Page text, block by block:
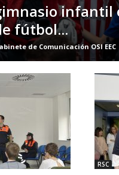
infantil
fútbol...
de Comunicación OSI EEC
RSC